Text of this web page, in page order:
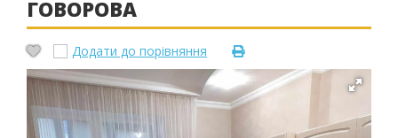
ГОВОРОВА
Додати до порівняння